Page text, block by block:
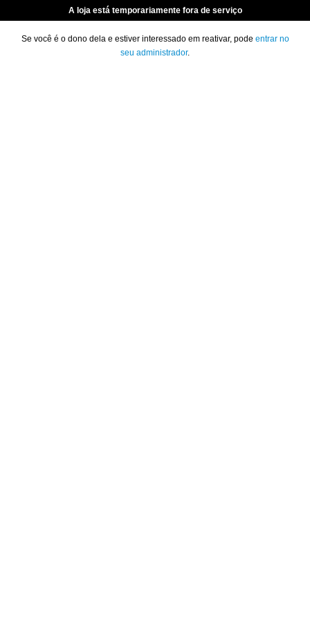
A loja está temporariamente fora de serviço
Se você é o dono dela e estiver interessado em reativar, pode entrar no
seu administrador.